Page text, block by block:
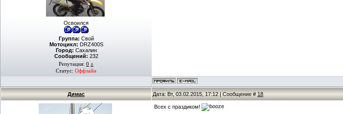
Освоился
Группа: Свой
Мотоцикл: DRZ400S
Город: Сахалин
Сообщений: 232
Репутация: 0 ±
Статус: Оффлайн
Димас Дата: Вт, 03.02.2015, 17:12 | Сообщение # 18
Всех с праздиком!